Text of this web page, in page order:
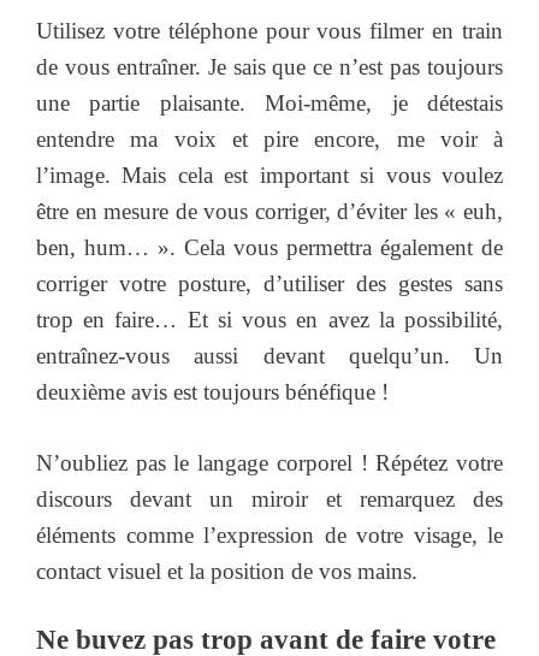
Utilisez votre téléphone pour vous filmer en train
de vous entraîner. Je sais que ce n’est pas toujours
une partie plaisante. Moi-même, je détestais
entendre ma voix et pire encore, me voir à
l’image. Mais cela est important si vous voulez
être en mesure de vous corriger, d’éviter les « euh,
ben, hum… ». Cela vous permettra également de
corriger votre posture, d’utiliser des gestes sans
trop en faire… Et si vous en avez la possibilité,
entraînez-vous aussi devant quelqu’un. Un
deuxième avis est toujours bénéfique !
N’oubliez pas le langage corporel ! Répétez votre
discours devant un miroir et remarquez des
éléments comme l’expression de votre visage, le
contact visuel et la position de vos mains.
Ne buvez pas trop avant de faire votre